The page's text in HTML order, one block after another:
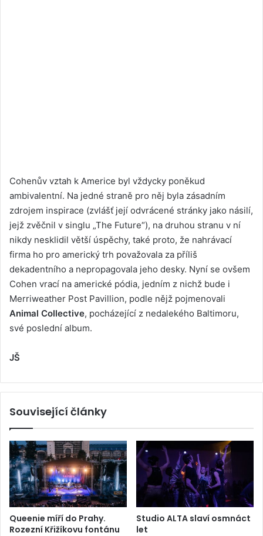
Cohenův vztah k Americe byl vždycky poněkud
ambivalentní. Na jedné straně pro něj byla zásadním
zdrojem inspirace (zvlášť její odvrácené stránky jako násilí,
jejž zvěčnil v singlu „The Future“), na druhou stranu v ní
nikdy nesklidil větší úspěchy, také proto, že nahrávací
firma ho pro americký trh považovala za příliš
dekadentního a nepropagovala jeho desky. Nyní se ovšem
Cohen vrací na americké pódia, jedním z nichž bude i
Merriweather Post Pavillion, podle nějž pojmenovali
Animal Collective, pocházející z nedalekého Baltimoru,
své poslední album.
JŠ
Související články
Queenie míří do Prahy.
Rozezní Křižíkovu fontánu
Studio ALTA slaví osmnáct
let